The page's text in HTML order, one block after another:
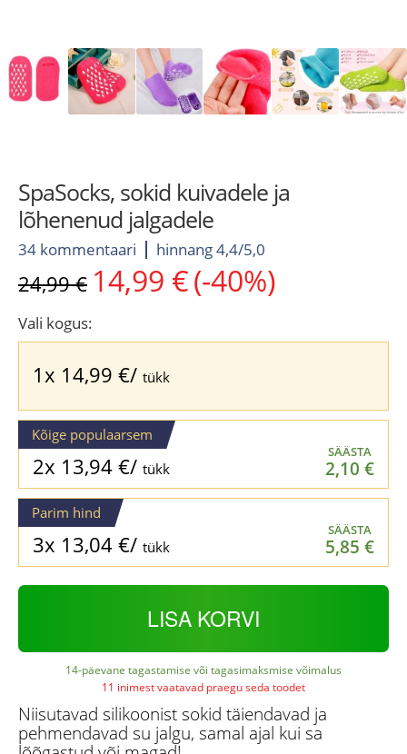
SpaSocks, sokid kuivadele ja
lõhenenud jalgadele
34 kommentaari hinnang 4,4/5,0
24,99€ Algne
hind
oli:
24,99 €.
14,99 € Current
price
14,99 €.
(-40%)
Vali kogus:
1x 14,99 €/ tükk
Kõige populaarsem
2x 13,94 €/ tükk
SÄÄSTA
2,10 €
Parim hind
3x 13,04 €/ tükk
SÄÄSTA
5,85 €
LISA KORVI
14-päevane tagastamise või tagasimaksmise võimalus
11 inimest vaatavad praegu seda toodet
Niisutavad silikoonist sokid täiendavad ja
pehmendavad su jalgu, samal ajal kui sa